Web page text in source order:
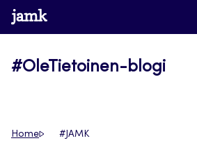
Siirry
suoraan
www.jamk.fi
#OleTietoinen-blogi
Home #JAMK